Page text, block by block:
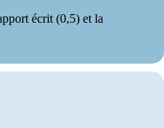
écrit (0,5) et la